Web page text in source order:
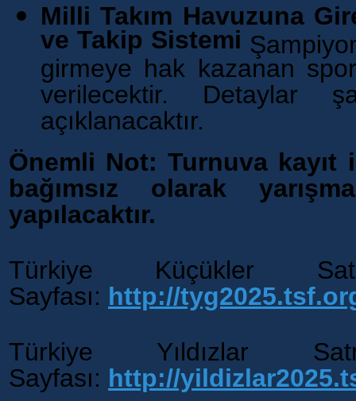
Milli Takım Havuzuna
ve Takip Sistemi
girmeye hak kazanan
verilecektir. Detaylar
açıklanacaktır.
Önemli Not: Turnuva
bağımsız olarak
yapılacaktır. ‎
Türkiye Küçükler
Sayfası: http://
Türkiye Yıldızlar
Sayfası: http://